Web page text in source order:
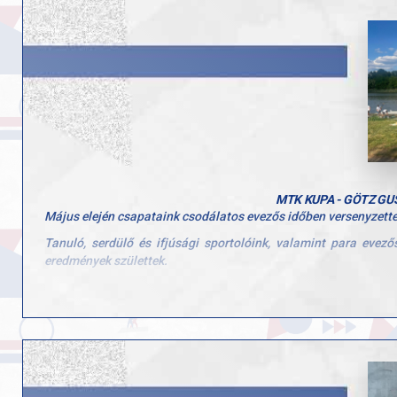
MTK KUPA - GÖTZ
Május elején csapataink csodálatos evezős időben
Tanuló, serdülő és ifjúsági sportolóink, valamint para
eredmények születtek.
Aranyérmesek:
Férfi tanuló 13-14 éves kétpár: Varga Boldizsár, Sáhó Illés
Női UP PR3 ID kétpár: Juhász Kinga